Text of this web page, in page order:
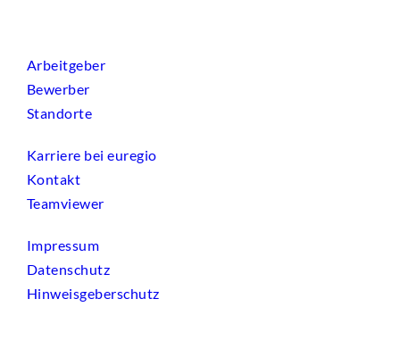
Arbeitgeber
Bewerber
Standorte
Karriere bei euregio
Kontakt
Teamviewer
Impressum
Datenschutz
Hinweisgeberschutz